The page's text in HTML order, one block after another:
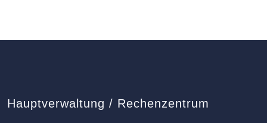
Hauptverwaltung / Rechenzentrum